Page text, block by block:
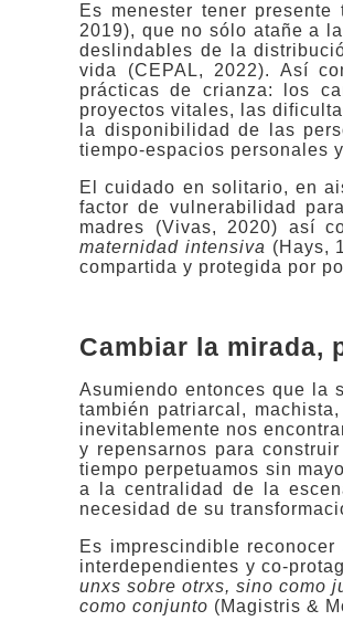
Es menester tener
2019), que no sólo atañe a
deslindables de la
vida (CEPAL, 2022). Así
prácticas de crianza: los
proyectos vitales, las
la disponibilidad de las
tiempo-espacios personales
El cuidado en solitario, en
factor de vulnerabilidad
madres (Vivas, 2020) así
maternidad intensiva (Hays,
compartida y protegida por
Cambiar la mirada,
Asumiendo entonces que la
también patriarcal,
inevitablemente nos
y repensarnos para
tiempo perpetuamos sin
a la centralidad de la
necesidad de su
Es imprescindible
interdependientes y co-
unxs sobre otrxs, sino como
como conjunto (Magistris &